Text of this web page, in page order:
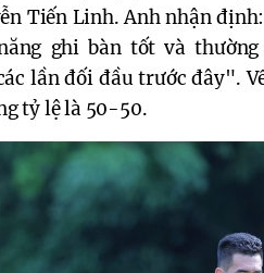
Tiến Linh. Anh nhận
ghi bàn tốt và
lần đối đầu trước đây".
tỷ lệ là 50-50.